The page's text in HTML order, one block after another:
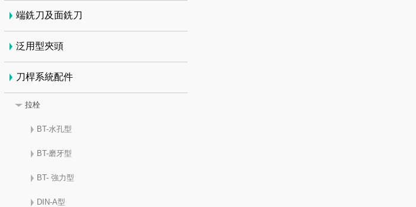
端銑刀及面銑刀
泛用型夾頭
刀桿系統配件
拉栓
BT-水孔型
BT-磨牙型
BT- 強力型
DIN-A型